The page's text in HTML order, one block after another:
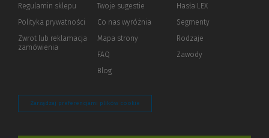
Regulamin sklepu
Polityka prywatności (Nowe
(Link
innej
Zwrot lub reklamacja
zamówienia
innej
strony)
Twoje sugestie
Co nas wyróżnia
Mapa strony
FAQ
Blog
Hasła LEX
Segmenty
Rodzaje
Zawody
Zarządzaj preferencjami plików cookie